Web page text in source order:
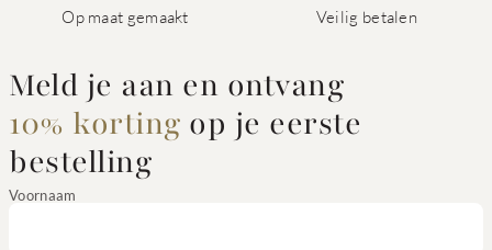
Op maat gemaakt Veilig betalen
Meld je aan en ontvang
10% korting op je eerste
bestelling
Voornaam